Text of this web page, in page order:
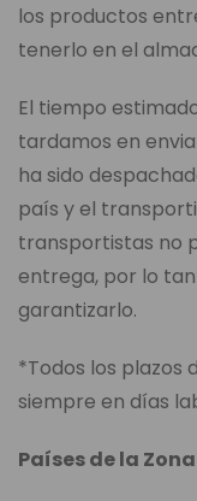
los productos
tenerlo en el
El tiempo
tardamos en
ha sido
país y el
transportistas no
entrega, por lo
garantizarlo.
*Todos los plazos
siempre en días
Países de la